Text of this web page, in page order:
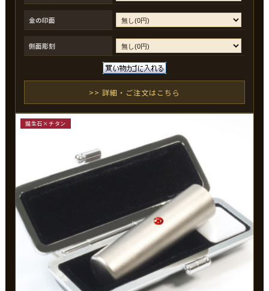
金の印面
側面彫刻
>> 詳細・ご注文はこちら
誕生石×チタン